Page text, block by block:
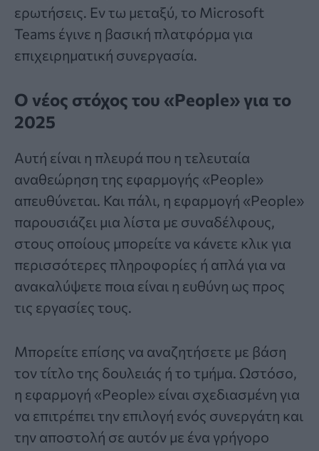
ερωτήσεις. Εν τω μεταξύ, το Microsoft
Teams έγινε η βασική πλατφόρμα για
επιχειρηματική συνεργασία.
Ο νέος στόχος του «People» για το
2025
Αυτή είναι η πλευρά που η τελευταία
αναθεώρηση της εφαρμογής «People»
απευθύνεται. Και πάλι, η εφαρμογή «People»
παρουσιάζει μια λίστα με συναδέλφους,
στους οποίους μπορείτε να κάνετε κλικ για
περισσότερες πληροφορίες ή απλά για να
ανακαλύψετε ποια είναι η ευθύνη ως προς
τις εργασίες τους.
Μπορείτε επίσης να αναζητήσετε με βάση
τον τίτλο της δουλειάς ή το τμήμα. Ωστόσο,
η εφαρμογή «People» είναι σχεδιασμένη για
να επιτρέπει την επιλογή ενός συνεργάτη και
την αποστολή σε αυτόν με ένα γρήγορο